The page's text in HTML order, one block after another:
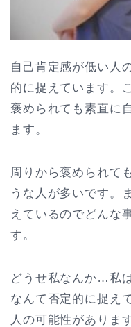
自己肯定感が低い人
的に捉えています。
褒められても素直に
ます。
周りから褒められて
うな人が多いです。
えているのでどんな
す。
どうせ私なんか…私
なんて否定的に捉え
人の可能性があります